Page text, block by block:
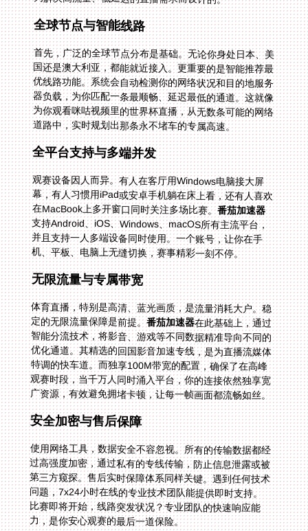
全球节点与智能线路
首先，广泛的全球节点分布是基础。无论你身处日本、美
国还是澳大利亚，都能就近接入。更重要的是智能推荐最
优线路功能。系统会自动检测你的网络状况和目的地服务
器负载，为你匹配一条最顺畅、延迟最低的通道。这就像
为你观看咪咕视频里的世界杯直播，从无数条可能的网络
道路中，实时规划出那条永不堵车的专属高速。
全平台支持与多端并发
观赛设备因人而异。有人在客厅用Windows电脑接大屏
幕，有人习惯用iPad或安卓手机躺在床上看，还有人喜欢
在MacBook上多开窗口同时关注多场比赛。番茄加速器
支持Android、iOS、Windows、macOS所有主流平台，
并且支持一人多端设备同时使用。一个账号，让你在手
机、平板、电脑上无缝切换，赛事精彩一刻不停。
无限流量与专属带宽
体育直播，特别是高清、蓝光画质，是流量消耗大户。稳
定的无限流量保障是前提。番茄加速器在此基础上，通过
智能分流技术，将影音、游戏等不同数据精准导向不同的
优化通道。其精选的回国影音加速专线，是为直播流媒体
特调的快车道。而独享100M带宽的配置，确保了在高峰
观赛时段，当千万人同时涌入平台，你的连接依然独享宽
广资源，有效避免拥堵卡顿，让每一帧画面都流畅如丝。
安全加密与售后保障
使用网络工具，数据安全不容忽视。所有的传输数据都经
过高强度加密，通过私有的专线传输，防止信息泄露或被
第三方窥探。售后实时保障体系同样关键。遇到任何技术
问题，7x24小时在线的专业技术团队能提供即时支持。
比赛即将开始，线路突发状况？专业团队的快速响应能
力，是你安心观赛的最后一道保险。